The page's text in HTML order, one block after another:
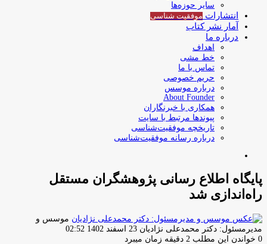
سایر حوزه‌ها
انتشارات موفقیت‌ شناسی
آمار نشر کتاب
درباره ما
اهداف
خط مشی
تماس با ما
حریم خصوصی
درباره موسس
About Founder
همکاری با خبرنگاران
پیوندها مرتبط با سایت
تاریخچه موفقیت‌شناسی
درباره رسانه موفقیت‌شناسی
پایگاه اطلاع رسانی پژوهشگران مستقل
راه‌اندازی شد
موسس و
مدیرمسئول: دکتر محمدعلی نژادیان ارسال
ایمیل
23 اسفند 1402 02:52
0 خواندن این مطلب 2 دقیقه زمان میبرد